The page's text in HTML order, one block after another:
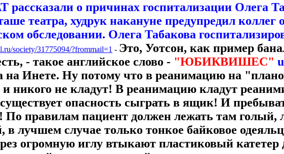
о причинах госпитализации Олега
театра, худрук накануне предупредил коллег
обследовании. Олега Табакова
society/31775094/?frommail=1 - Это, Уотсон, как пример
- такое английское слово - "ЮБИКВИШЕС"
на Инете. Ну потому что в реанимацию на
и никого не кладут! В реанимацию кладут
опасность сыграть в ящик! И
По правилам пациент должен лежать там голый,
в лучшем случае только тонкое байковое
огромную иглу втыкают пластиковый катетер